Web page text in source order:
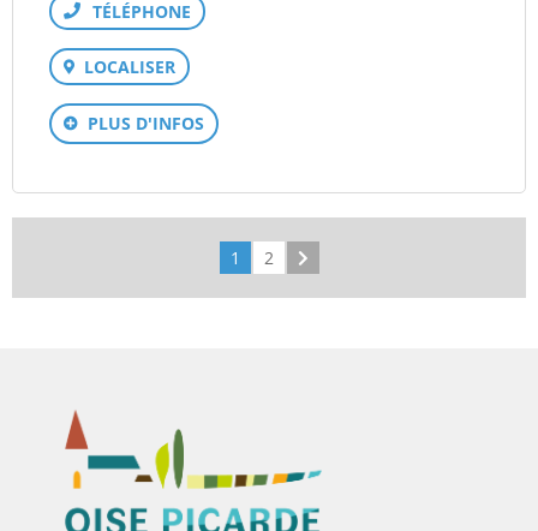
Téléphone
LOCALISER
PLUS D'INFOS
1 2